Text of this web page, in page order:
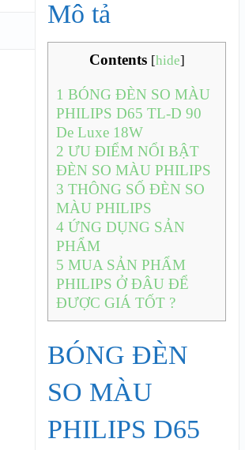
Mô tả
Contents [hide]
1 BÓNG ĐÈN SO MÀU
PHILIPS D65 TL-D 90
De Luxe 18W
2 ƯU ĐIỂM NỔI BẬT
ĐÈN SO MÀU PHILIPS
3 THÔNG SỐ ĐÈN SO
MÀU PHILIPS
4 ỨNG DỤNG SẢN
PHẨM
5 MUA SẢN PHẨM
PHILIPS Ở ĐÂU ĐỂ
ĐƯỢC GIÁ TỐT ?
BÓNG ĐÈN
SO MÀU
PHILIPS D65